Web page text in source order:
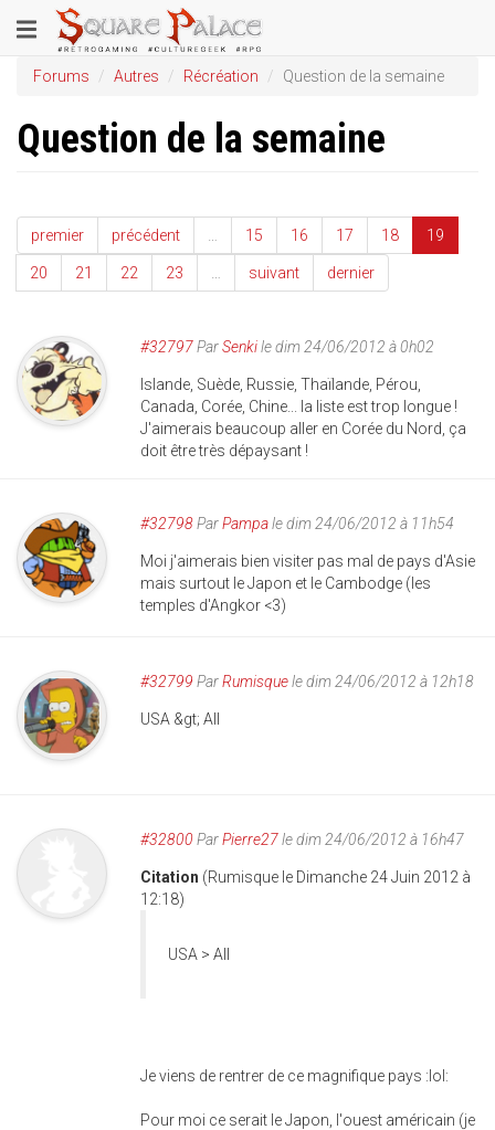
au
contenu
principal
Toggle
navigation
Forums Autres Récréation Question de la semaine
Question de la semaine
premier précédent 15 16 17 18 19
20 21 22 23 suivant dernier
#32797ParSenkile dim 24/06/2012 à 0h02
Islande, Suède, Russie, Thaïlande, Pérou,
Canada, Corée, Chine... la liste est trop longue !
J'aimerais beaucoup aller en Corée du Nord, ça
doit être très dépaysant !
#32798ParPampale dim 24/06/2012 à 11h54
Moi j'aimerais bien visiter pas mal de pays d'Asie
mais surtout le Japon et le Cambodge (les
temples d'Angkor <3)
#32799 ParRumisquele dim 24/06/2012 à 12h18
USA &gt; All
#32800 ParPierre27le dim 24/06/2012 à 16h47
Citation (Rumisque le Dimanche 24 Juin 2012 à
12:18)
USA > All
Je viens de rentrer de ce magnifique pays :lol:
Pour moi ce serait le Japon, l'ouest américain (je